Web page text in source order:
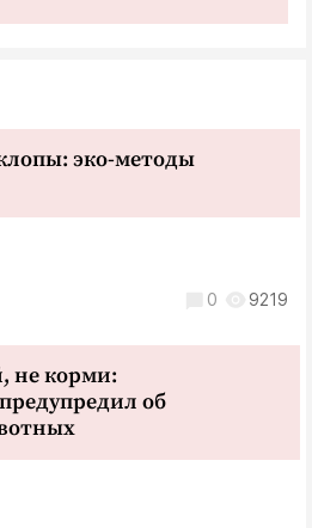
эко-методы
0 9219
не корми:
об